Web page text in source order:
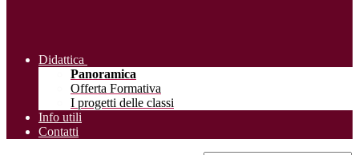
Didattica
Panoramica
Offerta Formativa
I progetti delle classi
Info utili
Contatti